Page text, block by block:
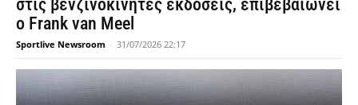
στις βενζινοκίνητες εκδόσεις, επιβεβαιώνει
ο Frank van Meel
Sportlive Newsroom - 31/07/2026 22:17